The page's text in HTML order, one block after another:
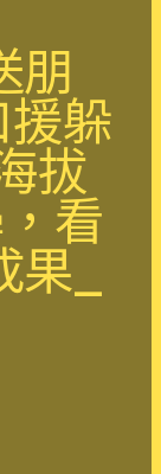
朋
援躲
拔
看
_